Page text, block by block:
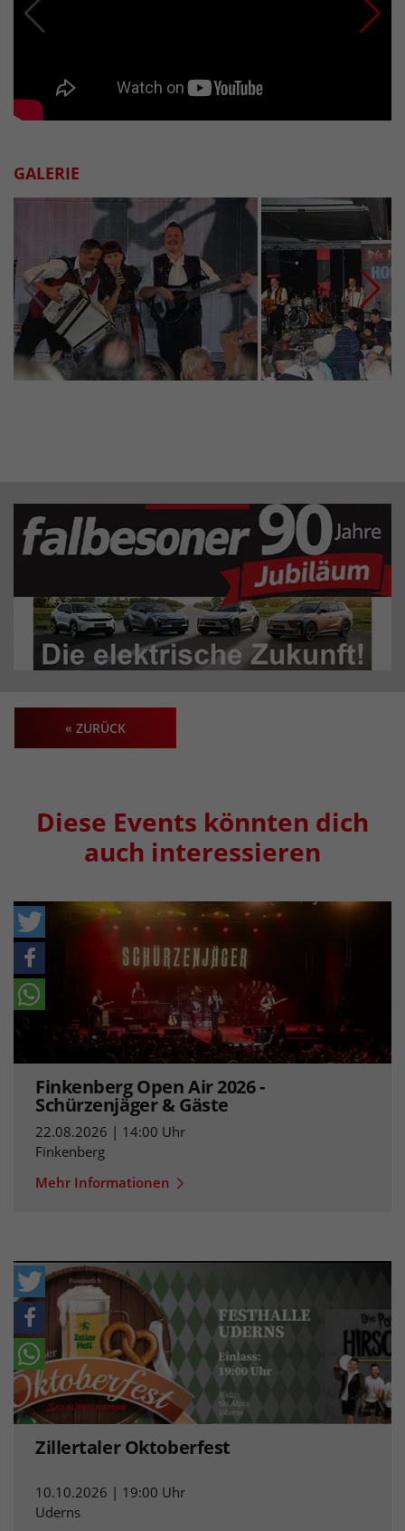
GALERIE
« ZURÜCK
Diese Events könnten dich
auch interessieren
Finkenberg Open Air 2026 -
Schürzenjäger & Gäste
22.08.2026 | 14:00 Uhr
Finkenberg
Mehr Informationen
Zillertaler Oktoberfest
10.10.2026 | 19:00 Uhr
Uderns